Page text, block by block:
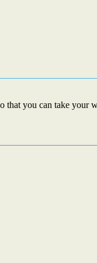
you can take your